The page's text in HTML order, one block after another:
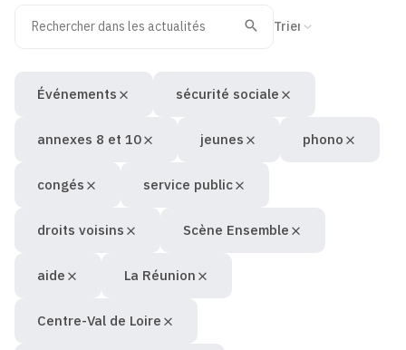
Recherche
Valider
Événements sécurité sociale
annexes 8 et 10 jeunes phono
congés service public
droits voisins Scène Ensemble
aide La Réunion
Centre-Val de Loire